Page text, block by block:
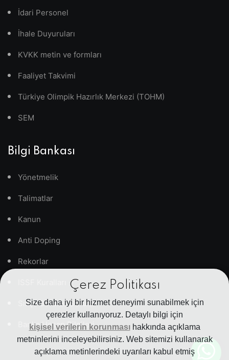
Çerez Politikası
Size daha iyi bir hizmet deneyimi sunabilmek için
çerezler kullanıyoruz. Detaylı bilgi için
kişisel verilerin korunmasıhakkında açıklama
metninlerini inceleyebilirsiniz. Web sitemizi kullanarak
açıklama metinlerindeki uyarıları kabul etmiş
İdari Personel
İhale Duyuruları
KVKK metin ve formları
Faaliyet Takvimi
Türkiye Olimpik Hazırlık Merkezi (TOHM)
SEM
Bilgi Bankası
Yönetmelik
Talimatlar
Kanun
Anti Doping
Rekorlar
Sıkça Sorulan Sorular
Banka Hesap Bilgileri